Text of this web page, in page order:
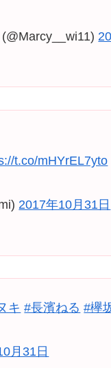
t.co/mHYrEL7yto
2017年10月31日
キ #長濱ねる #欅
月31日